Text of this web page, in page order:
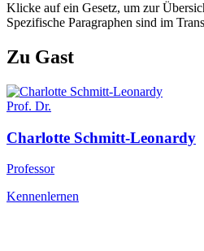
Klicke auf ein Gesetz, um zur
Spezifische Paragraphen sind im
Zu Gast
Prof. Dr.
Charlotte Schmitt-Leonardy
Professor
Kennenlernen